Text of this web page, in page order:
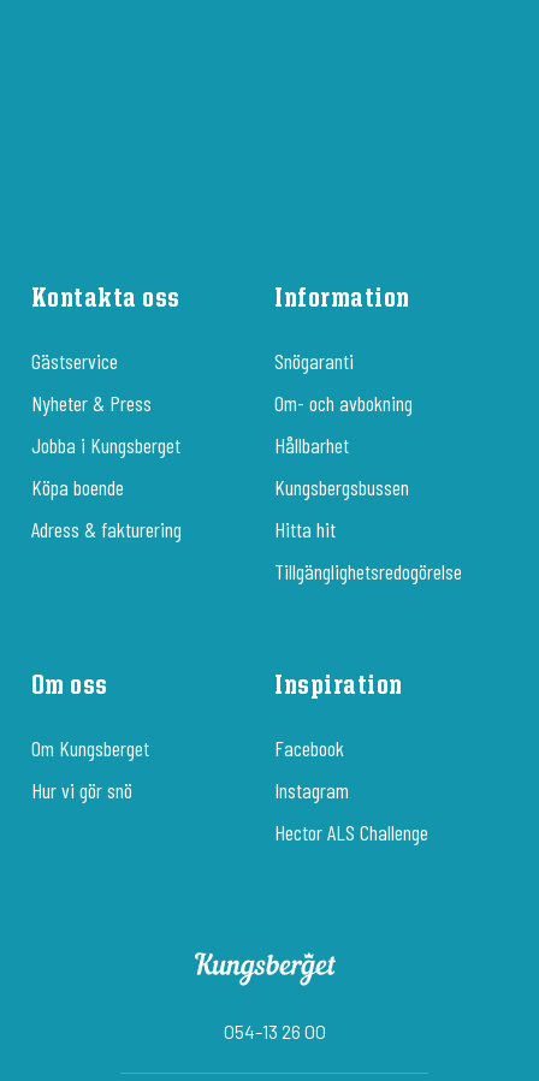
Kontakta oss
Gästservice
Nyheter & Press
Jobba i Kungsberget
Köpa boende
Adress & fakturering
Information
Snögaranti
Om- och avbokning
Hållbarhet
Kungsbergsbussen
Hitta hit
Tillgänglighetsredogörelse
Om oss
Om Kungsberget
Hur vi gör snö
Inspiration
Facebook
Instagram
Hector ALS Challenge
054-13 26 00